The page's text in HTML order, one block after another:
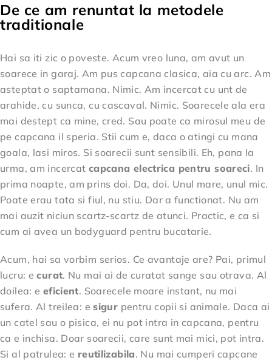
De ce am renuntat la metodele
traditionale
Hai sa iti zic o poveste. Acum vreo luna, am avut un
soarece in garaj. Am pus capcana clasica, aia cu arc. Am
asteptat o saptamana. Nimic. Am incercat cu unt de
arahide, cu sunca, cu cascaval. Nimic. Soarecele ala era
mai destept ca mine, cred. Sau poate ca mirosul meu de
pe capcana il speria. Stii cum e, daca o atingi cu mana
goala, lasi miros. Si soarecii sunt sensibili. Eh, pana la
urma, am incercat capcana electrica pentru soareci. In
prima noapte, am prins doi. Da, doi. Unul mare, unul mic.
Poate erau tata si fiul, nu stiu. Dar a functionat. Nu am
mai auzit niciun scartz-scartz de atunci. Practic, e ca si
cum ai avea un bodyguard pentru bucatarie.
Acum, hai sa vorbim serios. Ce avantaje are? Pai, primul
lucru: ecurat. Nu mai ai de curatat sange sau otrava. Al
doilea: e eficient. Soarecele moare instant, nu mai
sufera. Al treilea: esigur pentru copii si animale. Daca ai
un catel sau o pisica, ei nu pot intra in capcana, pentru
ca e inchisa. Doar soarecii, care sunt mai mici, pot intra.
Si al patrulea: e reutilizabila. Nu mai cumperi capcane